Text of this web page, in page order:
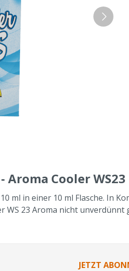
Cooler WS23
ml in einer 10 ml Flasche. In
WS 23 Aroma nicht unverdünnt
JETZT